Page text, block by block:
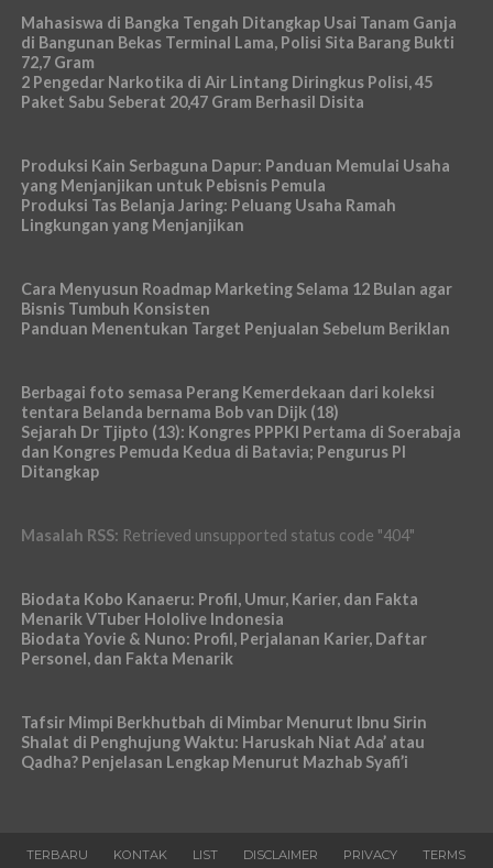
Mahasiswa di Bangka Tengah Ditangkap Usai Tanam Ganja
di Bangunan Bekas Terminal Lama, Polisi Sita Barang Bukti
72,7 Gram
2 Pengedar Narkotika di Air Lintang Diringkus Polisi, 45
Paket Sabu Seberat 20,47 Gram Berhasil Disita
Produksi Kain Serbaguna Dapur: Panduan Memulai Usaha
yang Menjanjikan untuk Pebisnis Pemula
Produksi Tas Belanja Jaring: Peluang Usaha Ramah
Lingkungan yang Menjanjikan
Cara Menyusun Roadmap Marketing Selama 12 Bulan agar
Bisnis Tumbuh Konsisten
Panduan Menentukan Target Penjualan Sebelum Beriklan
Berbagai foto semasa Perang Kemerdekaan dari koleksi
tentara Belanda bernama Bob van Dijk (18)
Sejarah Dr Tjipto (13): Kongres PPPKI Pertama di Soerabaja
dan Kongres Pemuda Kedua di Batavia; Pengurus PI
Ditangkap
Masalah RSS: Retrieved unsupported status code "404"
Biodata Kobo Kanaeru: Profil, Umur, Karier, dan Fakta
Menarik VTuber Hololive Indonesia
Biodata Yovie & Nuno: Profil, Perjalanan Karier, Daftar
Personel, dan Fakta Menarik
Tafsir Mimpi Berkhutbah di Mimbar Menurut Ibnu Sirin
Shalat di Penghujung Waktu: Haruskah Niat Ada’ atau
Qadha? Penjelasan Lengkap Menurut Mazhab Syafi’i
TERBARU KONTAK LIST DISCLAIMER PRIVACY TERMS